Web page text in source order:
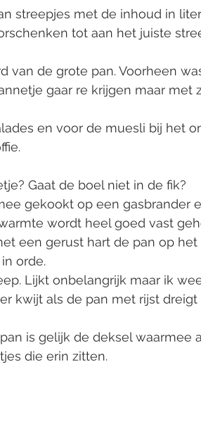
streepjes met de inhoud in
tot aan het juiste
van de grote pan. Voorheen
gaar re krijgen maar met
en voor de muesli bij het
Gaat de boel niet in de fik?
gekookt op een gasbrander
wordt heel goed vast
een gerust hart de pan op het
orde.
Lijkt onbelangrijk maar ik
kwijt als de pan met rijst dreigt
is gelijk de deksel waarmee
die erin zitten.